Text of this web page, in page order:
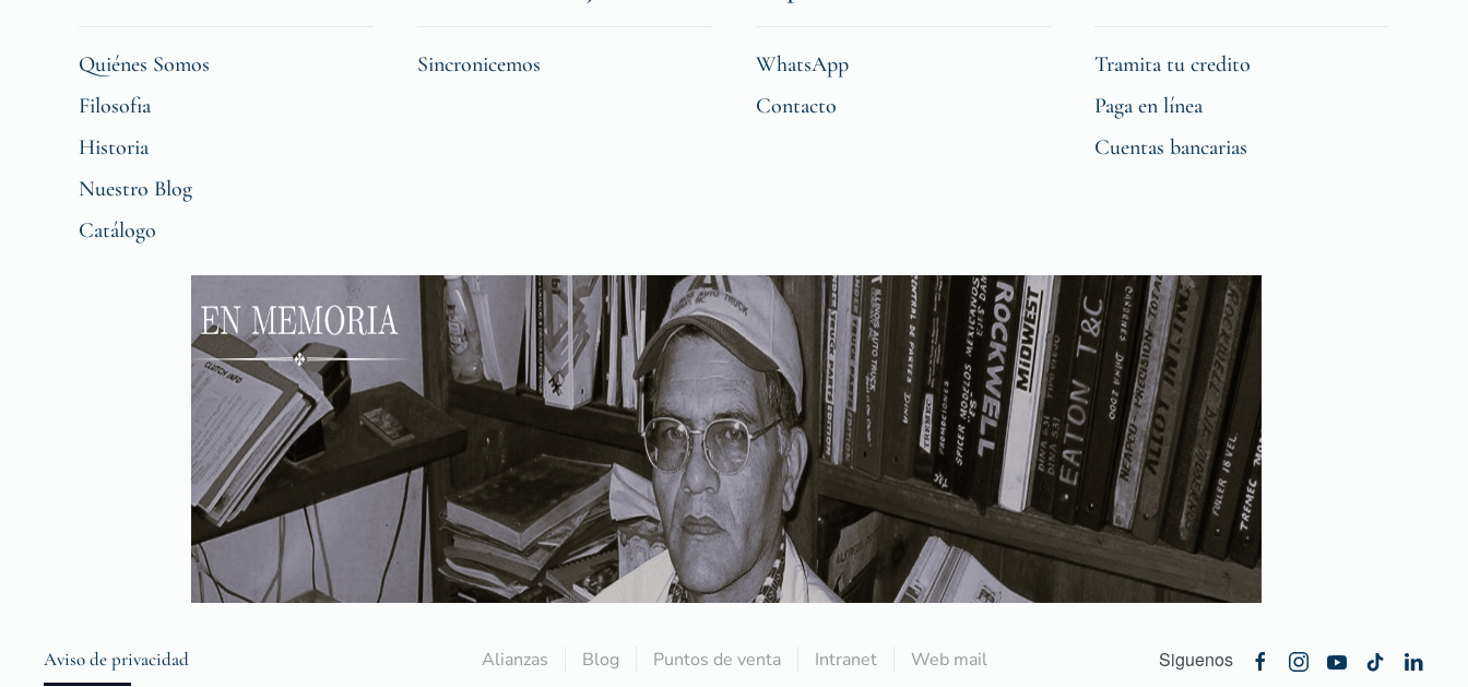
Quiénes Somos
Filosofia
Historia
Nuestro Blog
Catálogo
Sincronicemos
WhatsApp
Contacto
Tramita tu credito
Paga en línea
Cuentas bancarias
Aviso de privacidad Alianzas Blog Puntos de venta Intranet Web mail Siguenos